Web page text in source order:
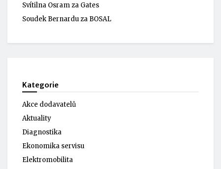
Svítilna Osram za Gates
Soudek Bernardu za BOSAL
Kategorie
Akce dodavatelů
Aktuality
Diagnostika
Ekonomika servisu
Elektromobilita